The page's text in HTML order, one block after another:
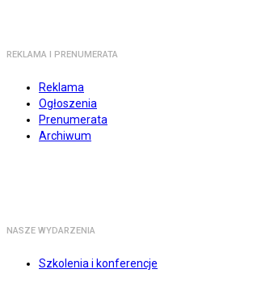
REKLAMA I PRENUMERATA
Reklama
Ogłoszenia
Prenumerata
Archiwum
NASZE WYDARZENIA
Szkolenia i konferencje